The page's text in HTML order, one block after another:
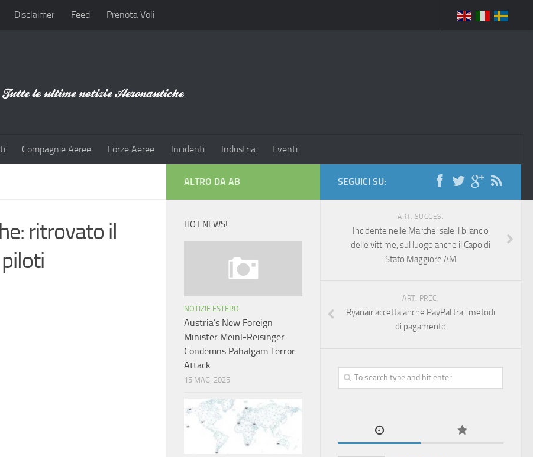
Disclaimer Feed Prenota Voli
Compagnie Aeree Forze Aeree Incidenti Industria Eventi
ritrovato il
SEGUICI SU:
ART. SUCCES.
Incidente nelle Marche: sale il bilancio
delle vittime, sul luogo anche il Capo di
Stato Maggiore AM
ART. PREC.
Ryanair accetta anche PayPal tra i metodi
di pagamento
ALTRO DA AB
HOT NEWS!
NOTIZIE ESTERO
Austria’s New Foreign
Minister Meinl-Reisinger
Condemns Pahalgam Terror
Attack
15 MAG, 2025